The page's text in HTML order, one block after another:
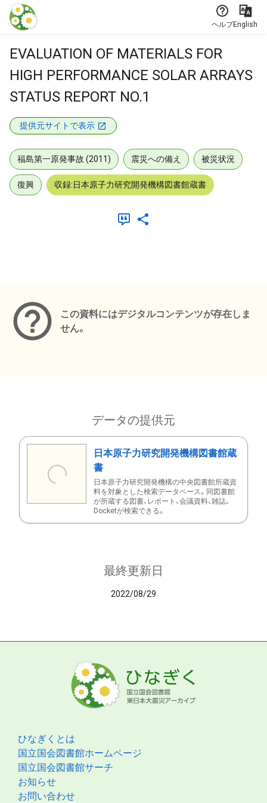
本文に飛ぶ
ヘルプEnglish
EVALUATION OF MATERIALS FOR
HIGH PERFORMANCE SOLAR ARRAYS
STATUS REPORT NO.1
提供元サイトで表示
福島第一原発事故 (2011) 震災への備え 被災状況
復興 収録:日本原子力研究開発機構図書館蔵書
この資料にはデジタルコンテンツが存在しま
せん。
データの提供元
日本原子力研究開発機構図書館蔵
書
日本原子力研究開発機構の中央図書館所蔵資
料を対象とした検索データベース。同図書館
が所蔵する図書、レポート、会議資料、雑誌、
Docketが検索できる。
最終更新日
2022/08/29
ひなぎくとは
国立国会図書館ホームページ
国立国会図書館サーチ
お知らせ
お問い合わせ